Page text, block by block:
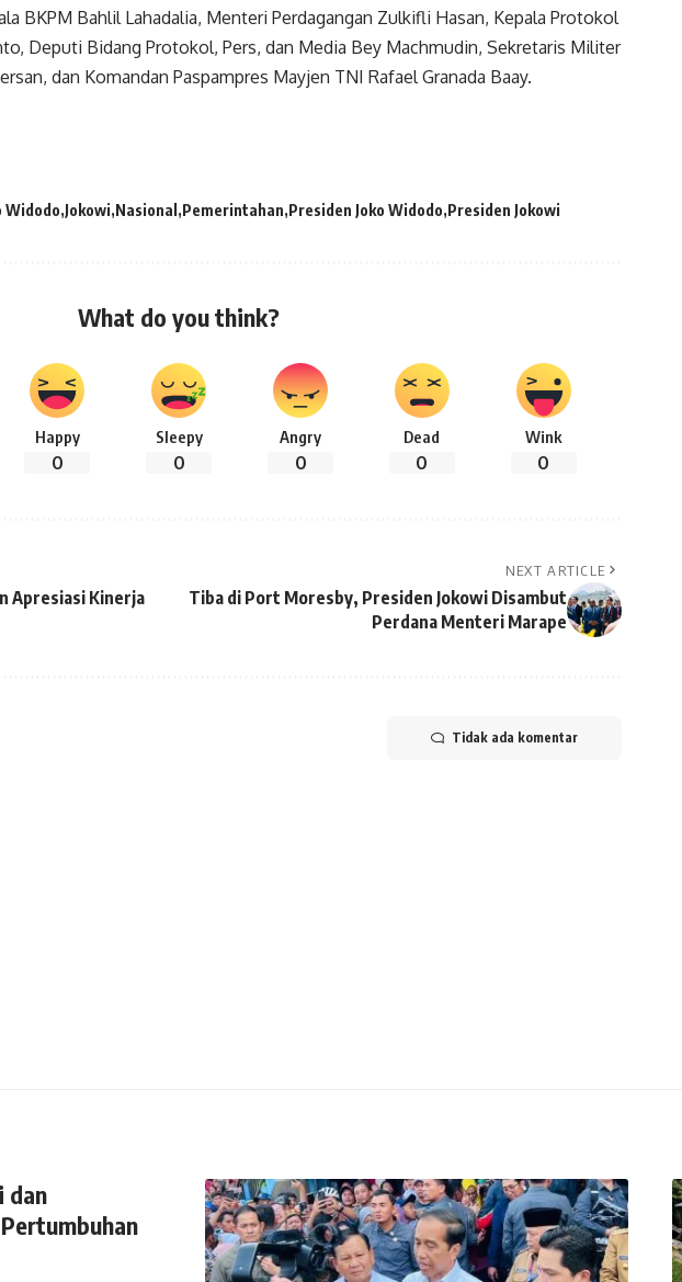
BKPM Bahlil Lahadalia, Menteri Perdagangan Zulkifli Hasan, Kepala Protokol
Deputi Bidang Protokol, Pers, dan Media Bey Machmudin, Sekretaris Militer
dan Komandan Paspampres Mayjen TNI Rafael Granada Baay.
Widodo Jokowi Nasional Pemerintahan Presiden Joko Widodo Presiden Jokowi
What do you think?
Happy
0
Sleepy
0
Angry
0
Dead
0
Wink
0
Apresiasi Kinerja
NEXT ARTICLE
Tiba di Port Moresby, Presiden Jokowi Disambut
Perdana Menteri Marape
Tidak ada komentar
dan